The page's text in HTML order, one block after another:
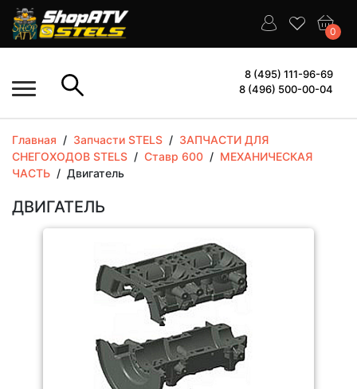
0
8 (495) 111-96-69
8 (496) 500-00-04
Главная / Запчасти STELS / ЗАПЧАСТИ ДЛЯ
СНЕГОХОДОВ STELS / Ставр 600 / МЕХАНИЧЕСКАЯ
ЧАСТЬ / Двигатель
ДВИГАТЕЛЬ